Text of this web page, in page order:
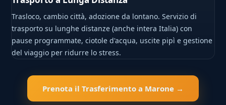
Trasloco, cambio città, adozione da lontano. Servizio di
trasporto su lunghe distanze (anche intera Italia) con
pause programmate, ciotole d'acqua, uscite pipì e gestione
del viaggio per ridurre lo stress.
Prenota il Trasferimento a Marone →